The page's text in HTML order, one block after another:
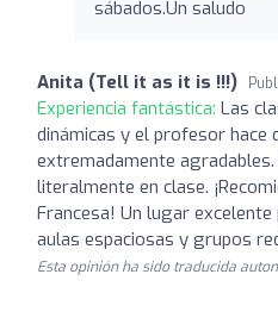
sábados.Un saludo
Anita (Tell it as it is !!!)
Experiencia fantástica: Las
dinámicas y el profesor hace
extremadamente
literalmente en clase.
Francesa! Un lugar
aulas espaciosas y grupos
Esta opinión ha sido traducida